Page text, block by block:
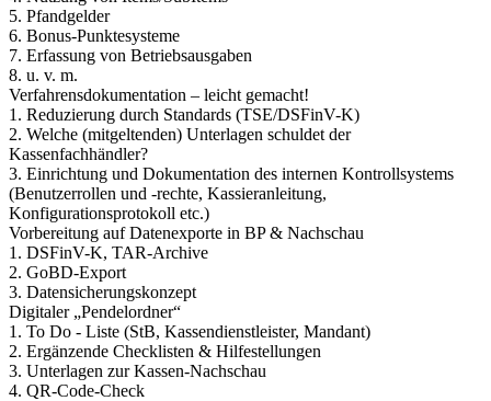
5. Pfandgelder
6. Bonus-Punktesysteme
7. Erfassung von Betriebsausgaben
8. u. v. m.
Verfahrensdokumentation – leicht gemacht!
1. Reduzierung durch Standards (TSE/DSFinV-K)
2. Welche (mitgeltenden) Unterlagen schuldet der
Kassenfachhändler?
3. Einrichtung und Dokumentation des internen Kontrollsystems
(Benutzerrollen und -rechte, Kassieranleitung,
Konfigurationsprotokoll etc.)
Vorbereitung auf Datenexporte in BP & Nachschau
1. DSFinV-K, TAR-Archive
2. GoBD-Export
3. Datensicherungskonzept
Digitaler „Pendelordner“
1. To Do - Liste (StB, Kassendienstleister, Mandant)
2. Ergänzende Checklisten & Hilfestellungen
3. Unterlagen zur Kassen-Nachschau
4. QR-Code-Check